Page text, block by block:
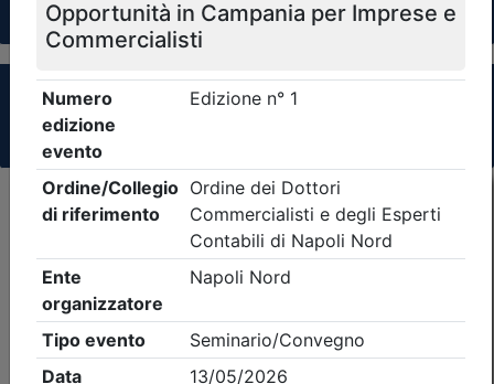
Collegi Professionali
Clicca qui - espandi la sezione dei filtri ricerca
eventi
Criteri di ricerca applicati:
- Tipo Ordine/collegio:Dott. Comm. E.C.
Napoli Nord- Eventi in programma dal